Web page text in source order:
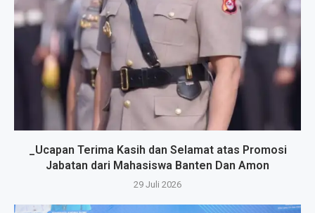
_Ucapan Terima Kasih dan Selamat atas Promosi
Jabatan dari Mahasiswa Banten Dan Amon
29 Juli 2026